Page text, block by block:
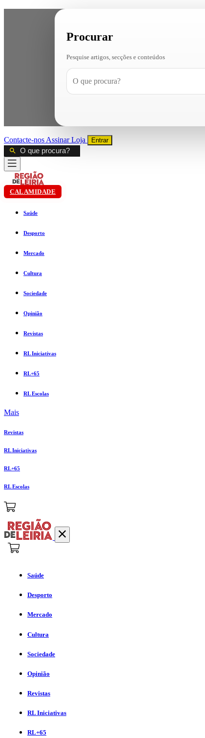
Procurar
Pesquise artigos, secções e conteúdos
Contacte-nos AssinarLoja Entrar
CALAMIDADE
Saúde
Desporto
Mercado
Cultura
Sociedade
Opinião
Revistas
RL Iniciativas
RL+65
RL Escolas
Mais
Revistas
RL Iniciativas
RL+65
RL Escolas
Saúde
Desporto
Mercado
Cultura
Sociedade
Opinião
Revistas
RL Iniciativas
RL+65